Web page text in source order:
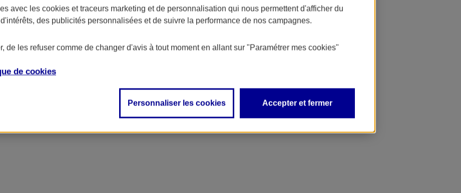
principal
avec les cookies et traceurs marketing et de personnalisation qui nous permettent d'afficher du
des publicités personnalisées et de suivre la performance de nos campagnes.
de les refuser comme de changer d'avis à tout moment en allant sur "Paramétrer mes cookies"
de cookies
Personnaliser les cookies Accepter et fermer